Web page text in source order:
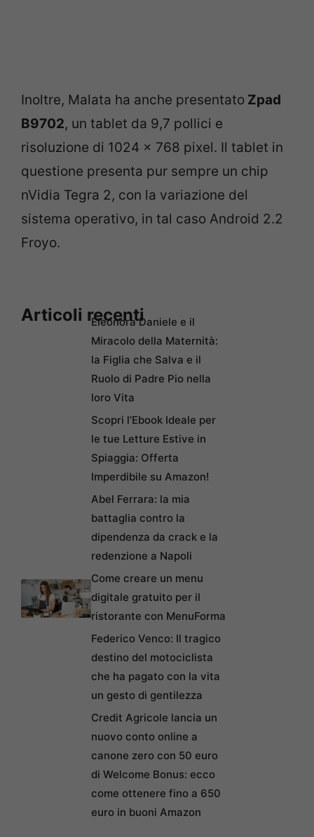
Inoltre, Malata ha anche presentato Zpad
B9702, un tablet da 9,7 pollici e
risoluzione di 1024 x 768 pixel. Il tablet in
questione presenta pur sempre un chip
nVidia Tegra 2, con la variazione del
sistema operativo, in tal caso Android 2.2
Froyo.
Articoli recentiEleonora Daniele e il
Miracolo della Maternità:
la Figlia che Salva e il
Ruolo di Padre Pio nella
loro Vita
Scopri l’Ebook Ideale per
le tue Letture Estive in
Spiaggia: Offerta
Imperdibile su Amazon!
Abel Ferrara: la mia
battaglia contro la
dipendenza da crack e la
redenzione a Napoli
Come creare un menu
digitale gratuito per il
ristorante con MenuForma
Federico Venco: Il tragico
destino del motociclista
che ha pagato con la vita
un gesto di gentilezza
Credit Agricole lancia un
nuovo conto online a
canone zero con 50 euro
di Welcome Bonus: ecco
come ottenere fino a 650
euro in buoni Amazon